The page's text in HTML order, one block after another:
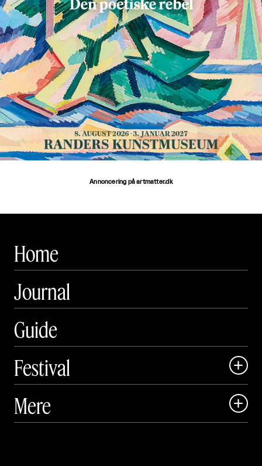
Annoncering på artmatter.dk
Home
Journal
Guide
Festival

 Art Matter Festival
Mere 